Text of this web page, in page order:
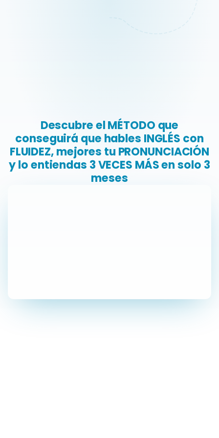
Descubre elMÉTODO que
conseguirá que hables INGLÉS con
FLUIDEZ, mejores tu PRONUNCIACIÓN
y lo entiendas 3 VECES MÁSen solo 3
meses